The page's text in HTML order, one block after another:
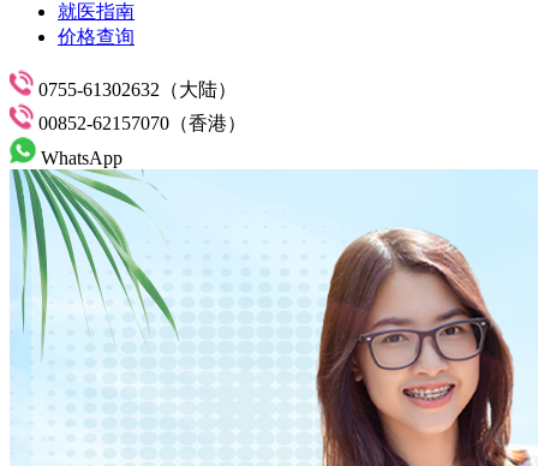
就医指南
价格查询
0755-61302632（大陆）
00852-62157070（香港）
WhatsApp